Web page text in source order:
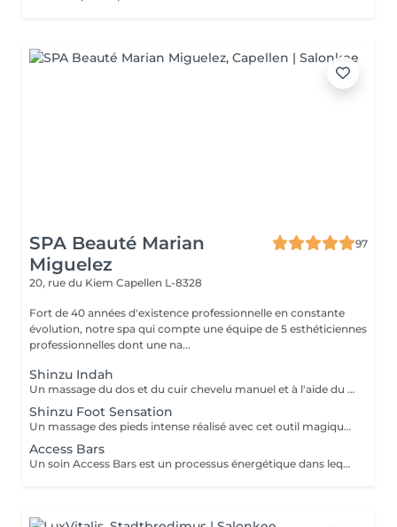
SPA Beauté Marian
Miguelez
97
20, rue du Kiem Capellen L-8328
Fort de 40 années d'existence professionnelle en constante
évolution, notre spa qui compte une équipe de 5 esthéticiennes
professionnelles dont une na...
Shinzu Indah
Un massage du dos et du cuir chevelu manuel et à l'aide du Rama, cet outil en métal kansa parfaitement adapté au travail des méridiens, des mémoires, des blocages émotionnels du dos. Pour une détente profonde et un véritable reset sur le plan émotionnel!
Shinzu Foot Sensation
Un massage des pieds intense réalisé avec cet outil magique qu'est le Kansa (métal guérisseur de l'Inde) et aux nombreux bienfaits : - Favorise la circulation des énergies. - Harmonisation des énergies par la stimulation des différentes zones du pied correspondant à chaque organe du corps. - Soulage les articulations. - Soulage les sensations de pesanteur. - Favorise la relaxation. - Favorise l'équilibre nerveux. L'énergie dans l'approche Ayurvédique (points Marma) combinée avec la lithothérapie, sera activée pour l'ancrage, la connexion avec la Terre et Soi Même, l'Harmonie de l'être et l'Équilibre au quotidien et dont les bienfaits se prolongent dans le temps !
Access Bars
Un soin Access Bars est un processus énergétique dans lequel le praticien active par un toucher doux, sans massage, 32 points situés sur le crâne. Ces 32 points activent des connexions électromagnétiques appelées « barres ». Celles-ci contiennent vos programmes, c'est à dire toutes les pensées, idées, croyances, considérations, attitudes et états émotionnels stockés que vous avez accumulés et qui vous limitent dans différents domaines. Une séance BARS va diminuer le stress et va détruire ce qui est verrouillé dans votre inconscient qui vous empêche de croire que vous pouvez choisir la vie que vous souhaitez.